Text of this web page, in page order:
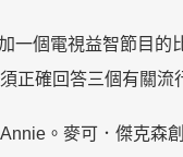
一個電視益智節目的
正確回答三個有關流
。麥可．傑克森